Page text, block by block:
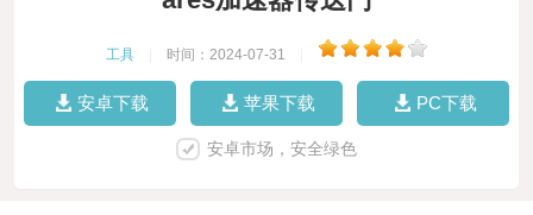
工具 时间：2024-07-31
安卓下载 苹果下载 PC下载
安卓市场，安全绿色